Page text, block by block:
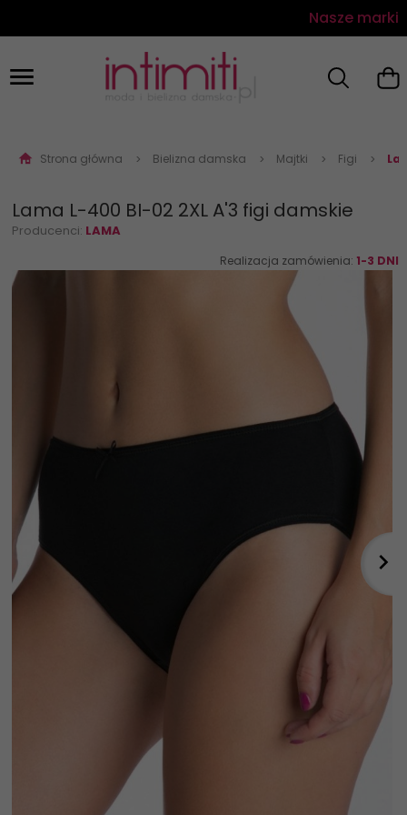
Nasze marki
Strona główna Bielizna damska Majtki Figi
Lama L-400 BI-02 2XL A'3 figi damskie
Producenci: LAMA
Realizacja zamówienia: 1-3 DNI